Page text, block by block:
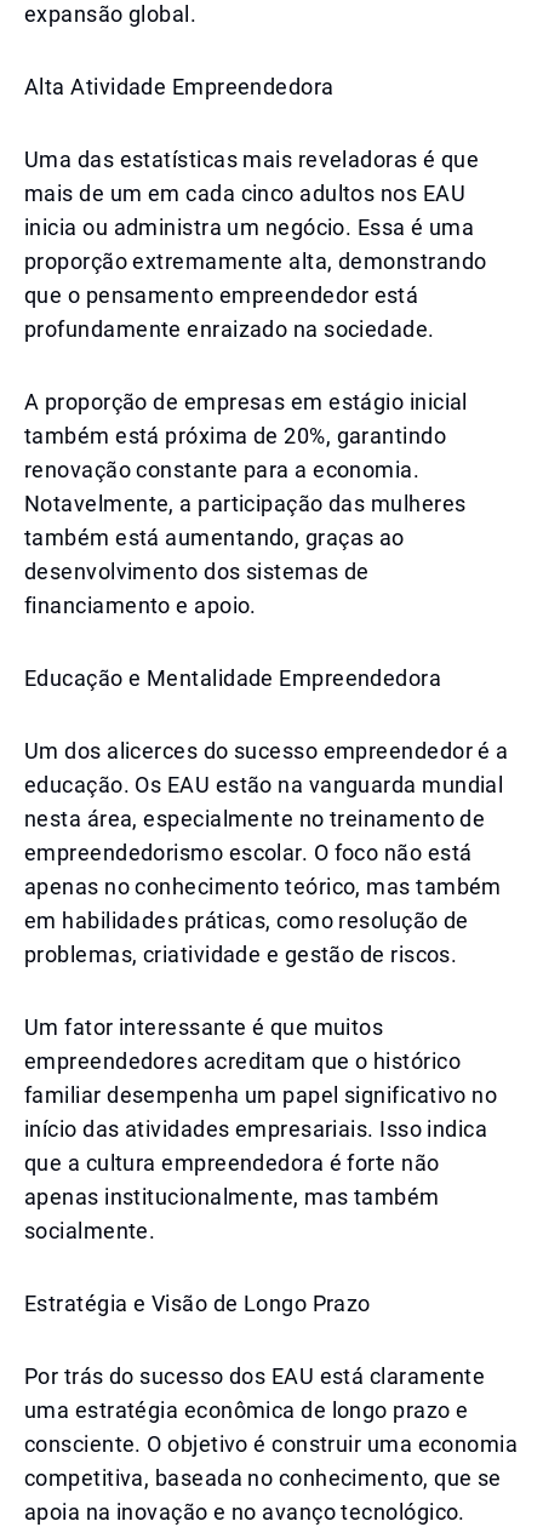
expansão global.
Alta Atividade Empreendedora
Uma das estatísticas mais reveladoras é que
mais de um em cada cinco adultos nos EAU
inicia ou administra um negócio. Essa é uma
proporção extremamente alta, demonstrando
que o pensamento empreendedor está
profundamente enraizado na sociedade.
A proporção de empresas em estágio inicial
também está próxima de 20%, garantindo
renovação constante para a economia.
Notavelmente, a participação das mulheres
também está aumentando, graças ao
desenvolvimento dos sistemas de
financiamento e apoio.
Educação e Mentalidade Empreendedora
Um dos alicerces do sucesso empreendedor é a
educação. Os EAU estão na vanguarda mundial
nesta área, especialmente no treinamento de
empreendedorismo escolar. O foco não está
apenas no conhecimento teórico, mas também
em habilidades práticas, como resolução de
problemas, criatividade e gestão de riscos.
Um fator interessante é que muitos
empreendedores acreditam que o histórico
familiar desempenha um papel significativo no
início das atividades empresariais. Isso indica
que a cultura empreendedora é forte não
apenas institucionalmente, mas também
socialmente.
Estratégia e Visão de Longo Prazo
Por trás do sucesso dos EAU está claramente
uma estratégia econômica de longo prazo e
consciente. O objetivo é construir uma economia
competitiva, baseada no conhecimento, que se
apoia na inovação e no avanço tecnológico.